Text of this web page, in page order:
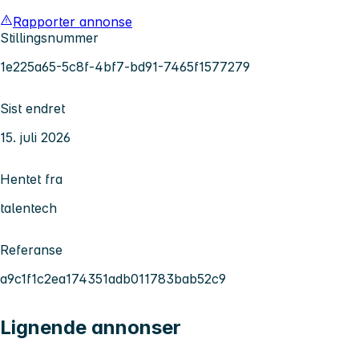
Rapporter annonse
Stillingsnummer
1e225a65-5c8f-4bf7-bd91-7465f1577279
Sist endret
15. juli 2026
Hentet fra
talentech
Referanse
a9c1f1c2ea174351adb011783bab52c9
Lignende annonser